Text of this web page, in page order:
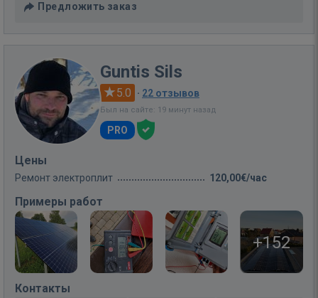
Предложить заказ
Guntis Sils
5.0 · 22 отзывов
Был на сайте: 19 минут назад
PRO
Цены
Ремонт электроплит 120,00€/час
Примеры работ
+152
Контакты